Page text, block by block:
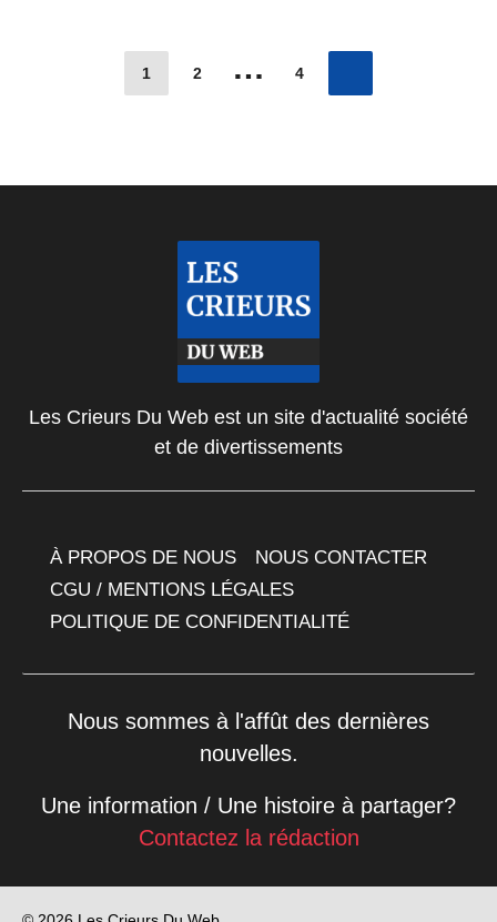
1 2 … 4
Les Crieurs Du Web est un site d'actualité société
et de divertissements
À PROPOS DE NOUS
NOUS CONTACTER
CGU / MENTIONS LÉGALES
POLITIQUE DE CONFIDENTIALITÉ
Nous sommes à l'affût des dernières
nouvelles.
Une information / Une histoire à partager?
Contactez la rédaction